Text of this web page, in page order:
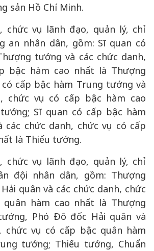
sản Hồ Chí Minh.
chức vụ lãnh đạo, quản lý, chỉ
an nhân dân, gồm: Sĩ quan có
tướng và các chức danh,
bậc hàm cao nhất là Thượng
cấp bậc hàm Trung tướng và
chức vụ có cấp bậc hàm cao
Sĩ quan có cấp bậc hàm
các chức danh, chức vụ có cấp
là Thiếu tướng.
chức vụ lãnh đạo, quản lý, chỉ
đội nhân dân, gồm: Thượng
quân và các chức danh, chức
hàm cao nhất là Thượng
Phó Đô đốc Hải quân và
chức vụ có cấp bậc quân hàm
tướng; Thiếu tướng, Chuẩn